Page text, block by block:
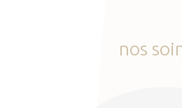
nos